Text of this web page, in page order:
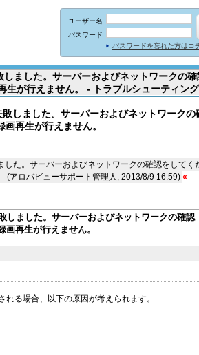
ユーザー名
パスワード
パスワードを忘れた方はコ
ました。サーバーおよびネットワークの確
生が行えません。 - トラブルシューティン
しました。サーバーおよびネットワークの
再生が行えません。
た。サーバーおよびネットワークの確認をしてく
(アロバビューサポート管理人, 2013/8/9 16:59)«
しました。サーバーおよびネットワークの確認
再生が行えません。
る場合、以下の原因が考えられます。